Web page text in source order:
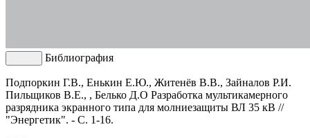
Библиография
Подпоркин Г.В., Енькин Е.Ю., Житенёв В.В., Зайналов Р.И.
Пильщиков В.Е., , Белько Д.О Разработка мультикамерного
разрядника экранного типа для молниезащиты ВЛ 35 кВ //
"Энергетик". - С. 1-16.